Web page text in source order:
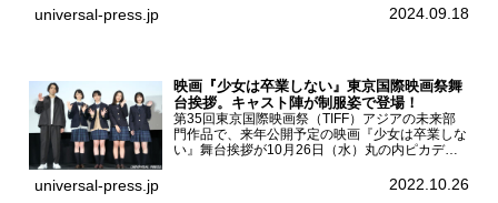
一ノ瀬美空、菅原咲月が都内にて開催された
universal-press.jp 2024.09.18
映画『少女は卒業しない』東京国際映画祭舞
台挨拶。キャスト陣が制服姿で登場！
第35回東京国際映画祭（TIFF）アジアの未来部
門作品で、来年公開予定の映画『少女は卒業しな
い』舞台挨拶が10月26日（水）丸の内ピカデリ
宮山莉渚、中井友望、監督の中川駿が登壇。映画
universal-press.jp 2022.10.26